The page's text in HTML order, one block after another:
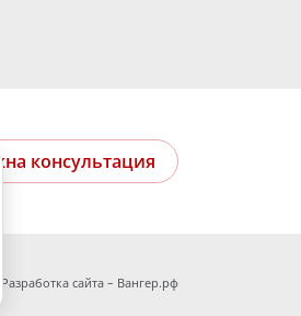
консультация
Разработка сайта – Вангер.рф